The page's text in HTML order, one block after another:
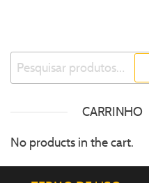
CARRINHO
No products in the cart.